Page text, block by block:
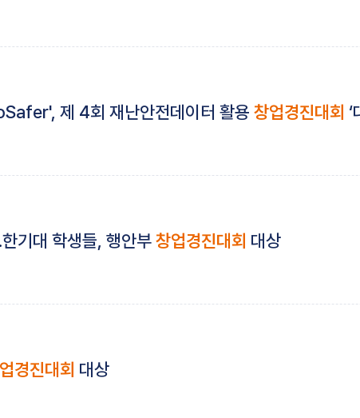
제 4회 재난안전데이터 활용 창업경진대회 ‘
기대 학생들, 행안부창업경진대회 대상
경진대회 대상